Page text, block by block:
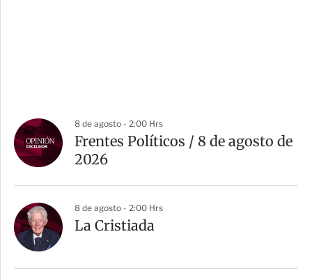
8 de agosto - 2:00 Hrs
Frentes Políticos / 8 de agosto de
2026
8 de agosto - 2:00 Hrs
La Cristiada